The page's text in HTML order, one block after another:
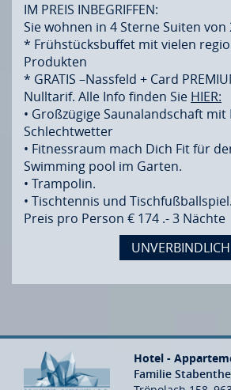
IM PREIS INBEGRIFFEN:
Sie wohnen in 4 Sterne Suiten von
* Frühstücksbuffet mit vielen
Produkten
* GRATIS –Nassfeld + Card
Nulltarif. Alle Info finden Sie HIER:
• Großzügige Saunalandschaft
Schlechtwetter
• Fitnessraum mach Dich Fit für
Swimming pool im Garten.
• Trampolin.
• Tischtennis und Tischfußballspiel.
Preis pro Person € 174 .- 3 Nächte
Hotel -
Familie